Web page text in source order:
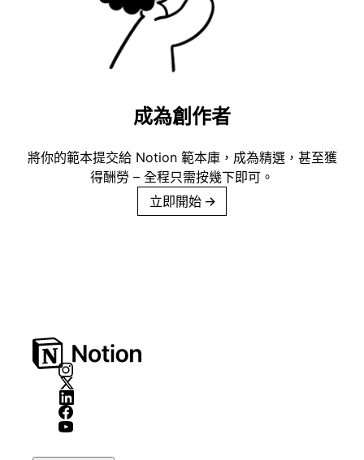
成為創作者
將你的範本提交給 Notion 範本庫，成為精選，甚至獲
得酬勞 – 全程只需按幾下即可。
立即開始 →